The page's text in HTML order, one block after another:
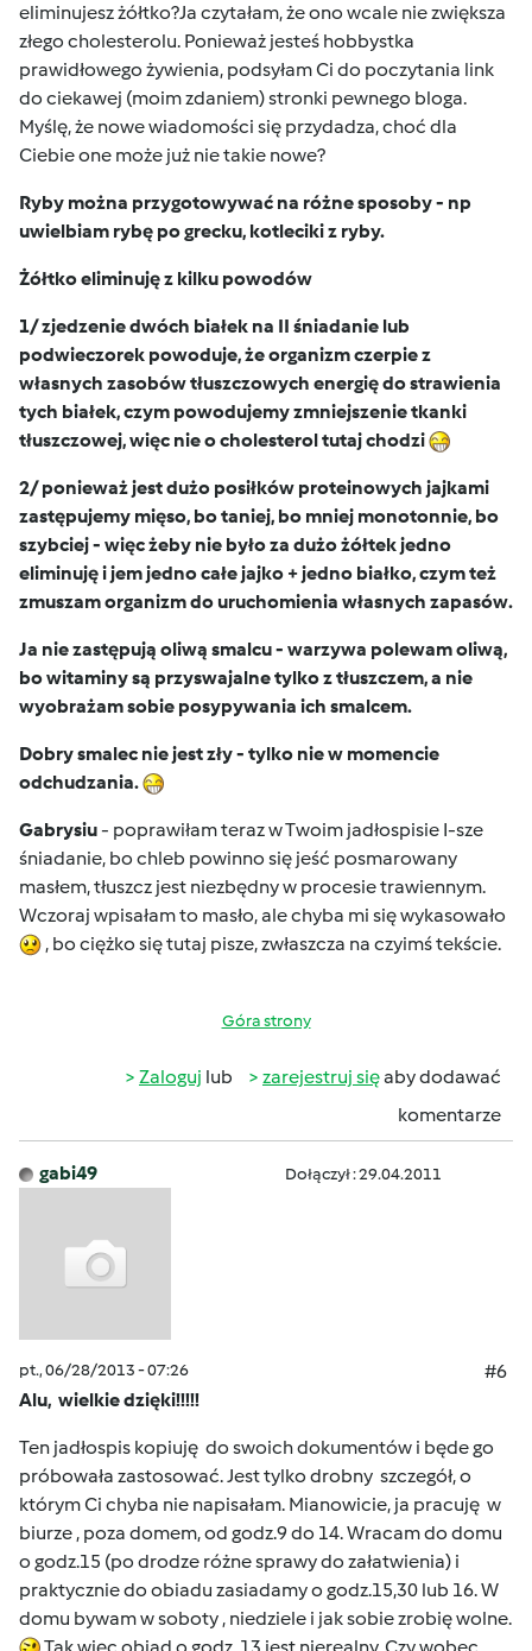
eliminujesz żółtko?Ja czytałam, że ono wcale nie zwiększa
złego cholesterolu. Ponieważ jesteś hobbystka
prawidłowego żywienia, podsyłam Ci do poczytania link
do ciekawej (moim zdaniem) stronki pewnego bloga.
Myślę, że nowe wiadomości się przydadza, choć dla
Ciebie one może już nie takie nowe?
Ryby można przygotowywać na różne sposoby - np
uwielbiam rybę po grecku, kotleciki z ryby.
Żółtko eliminuję z kilku powodów
1/ zjedzenie dwóch białek na II śniadanie lub
podwieczorek powoduje, że organizm czerpie z
własnych zasobów tłuszczowych energię do strawienia
tych białek, czym powodujemy zmniejszenie tkanki
tłuszczowej, więc nie o cholesterol tutaj chodzi
2/ ponieważ jest dużo posiłków proteinowych jajkami
zastępujemy mięso, bo taniej, bo mniej monotonnie, bo
szybciej - więc żeby nie było za dużo żółtek jedno
eliminuję i jem jedno całe jajko + jedno białko, czym też
zmuszam organizm do uruchomienia własnych zapasów.
Ja nie zastępują oliwą smalcu - warzywa polewam oliwą,
bo witaminy są przyswajalne tylko z tłuszczem, a nie
wyobrażam sobie posypywania ich smalcem.
Dobry smalec nie jest zły - tylko nie w momencie
odchudzania.
Gabrysiu- poprawiłam teraz w Twoim jadłospisie I-sze
śniadanie, bo chleb powinno się jeść posmarowany
masłem, tłuszcz jest niezbędny w procesie trawiennym.
Wczoraj wpisałam to masło, ale chyba mi się wykasowało
, bo ciężko się tutaj pisze, zwłaszcza na czyimś tekście.
Góra strony
Zaloguj lub zarejestruj sięaby dodawać
komentarze
gabi49 Dołączył : 29.04.2011
pt., 06/28/2013 - 07:26
#6
Alu, wielkie dzięki!!!!!
Ten jadłospis kopiuję do swoich dokumentów i będe go
próbowała zastosować. Jest tylko drobny szczegół, o
którym Ci chyba nie napisałam. Mianowicie, ja pracuję w
biurze , poza domem, od godz.9 do 14. Wracam do domu
o godz.15 (po drodze różne sprawy do załatwienia) i
praktycznie do obiadu zasiadamy o godz.15,30 lub 16. W
domu bywam w soboty , niedziele i jak sobie zrobię wolne.